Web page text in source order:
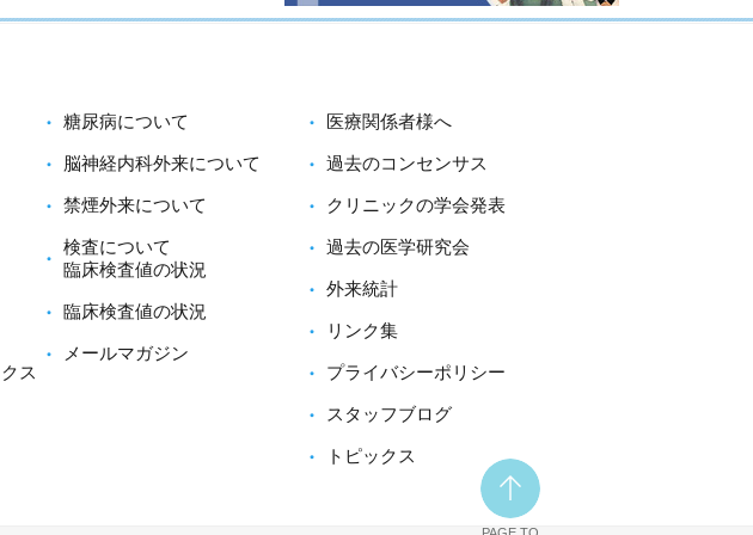
ス
糖尿病について
脳神経内科外来について
禁煙外来について
検査について
臨床検査値の状況
臨床検査値の状況
メールマガジン
医療関係者様へ
過去のコンセンサス
クリニックの学会発表
過去の医学研究会
外来統計
リンク集
プライバシーポリシー
スタッフブログ
トピックス